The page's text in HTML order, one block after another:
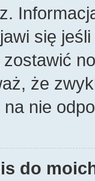
się
że
nie
do